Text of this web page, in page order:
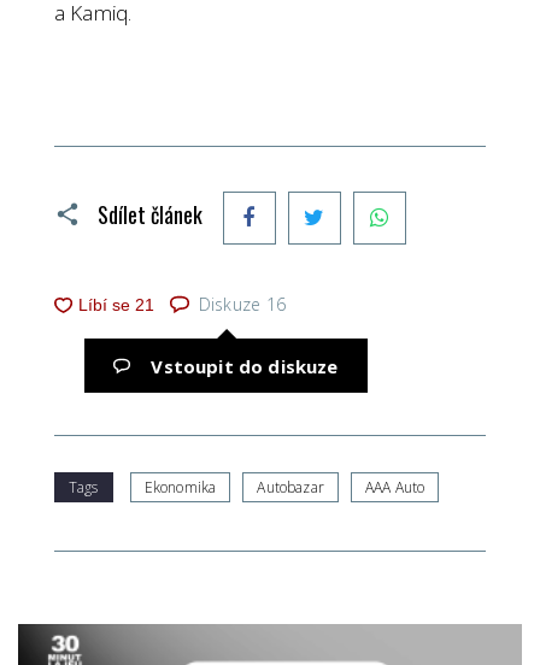
a Kamiq.
Sdílet článek FacebookTwitter
Diskuze 16
Vstoupit do diskuze
Tags Ekonomika Autobazar AAA Auto